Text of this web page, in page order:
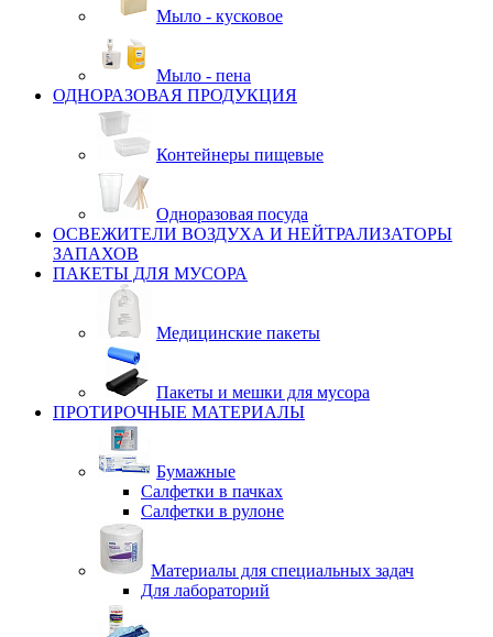
Мыло - кусковое
Мыло - пена
ОДНОРАЗОВАЯ ПРОДУКЦИЯ
Контейнеры пищевые
Одноразовая посуда
ОСВЕЖИТЕЛИ ВОЗДУХА И НЕЙТРАЛИЗАТОРЫ
ЗАПАХОВ
ПАКЕТЫ ДЛЯ МУСОРА
Медицинские пакеты
Пакеты и мешки для мусора
ПРОТИРОЧНЫЕ МАТЕРИАЛЫ
Бумажные
Салфетки в пачках
Салфетки в рулоне
Материалы для специальных задач
Для лабораторий